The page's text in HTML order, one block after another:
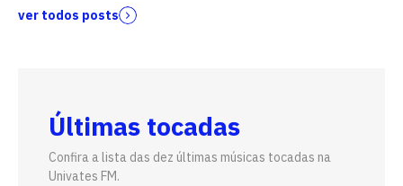
ver todos posts
Últimas tocadas
Confira a lista das dez últimas músicas tocadas na
Univates FM.